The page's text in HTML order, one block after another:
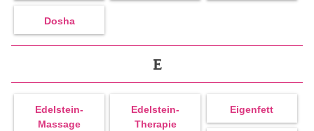
Dosha
E
Edelstein-
Massage
Edelstein-
Therapie
Eigenfett